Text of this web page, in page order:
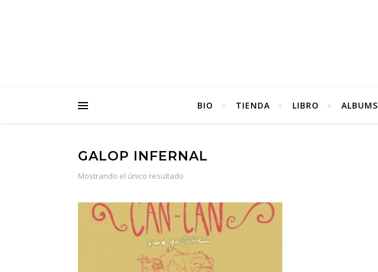
BIO TIENDA LIBRO ALBUMS
GALOP INFERNAL
Mostrando el único resultado